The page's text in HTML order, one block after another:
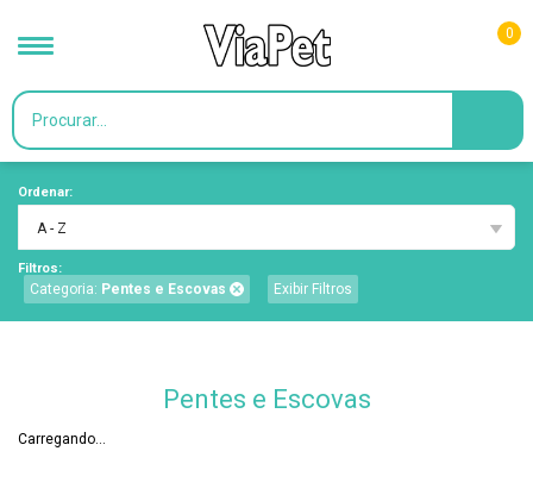
0
Ordenar:
A - Z
Filtros:
Categoria: Pentes e Escovas Exibir Filtros
Pentes e Escovas
Carregando...